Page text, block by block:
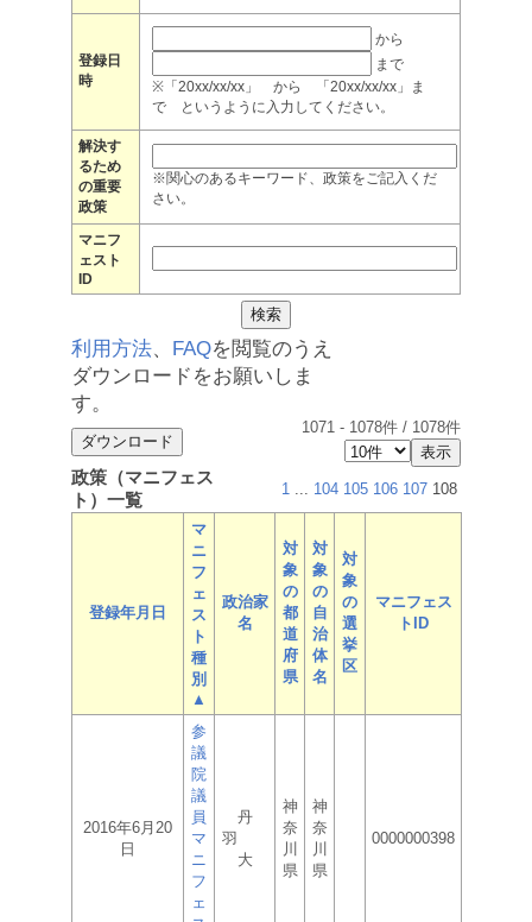
登録日
時
から
まで
※「20xx/xx/xx」 から 「20xx/xx/xx」ま
で というように入力してください。
解決す
るため
の重要
政策
※関心のあるキーワード、政策をご記入くだ
さい。
マニフ
ェスト
ID
利用方法、 FAQを閲覧のうえ
ダウンロードをお願いしま
す。
1071 - 1078件 / 1078件
政策（マニフェス
ト）一覧
1 ... 104 105 106 107 108
登録年月日
マ
ニ
フ
ェ
ス
ト
種
別
▲
政治家
名
対
象
の
都
道
府
県
対
象
の
自
治
体
名
対
象
の
選
挙
区
マニフェス
トID
2016年6月20
日
参
議
院
議
員
マ
ニ
フ
ェ
丹
羽
大
神
奈
川
県
神
奈
川
県
0000000398